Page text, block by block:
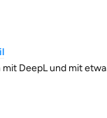
DeepL und mit